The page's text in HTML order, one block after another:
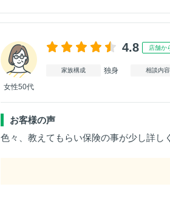
女性50代
4.8 店舗か
家族構成 独身 相談内容
お客様の声
色々、教えてもらい保険の事が少し詳し